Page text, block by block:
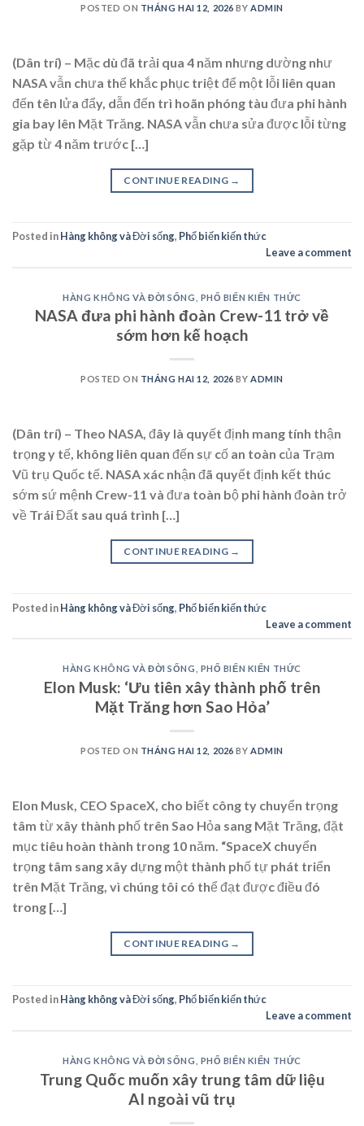
POSTED ON THÁNG HAI 12, 2026 BYADMIN
(Dân trí) – Mặc dù đã trải qua 4 năm nhưng dường như
NASA vẫn chưa thể khắc phục triệt để một lỗi liên quan
đến tên lửa đẩy, dẫn đến trì hoãn phóng tàu đưa phi hành
gia bay lên Mặt Trăng. NASA vẫn chưa sửa được lỗi từng
gặp từ 4 năm trước […]
CONTINUE READING →
Posted inHàng không và Đời sống, Phổ biến kiến thức
Leave a comment
HÀNG KHÔNG VÀ ĐỜI SỐNG PHỔ BIẾN KIẾN THỨC
NASA đưa phi hành đoàn Crew-11 trở về
sớm hơn kế hoạch
POSTED ON THÁNG HAI 12, 2026 BYADMIN
(Dân trí) – Theo NASA, đây là quyết định mang tính thận
trọng y tế, không liên quan đến sự cố an toàn của Trạm
Vũ trụ Quốc tế. NASA xác nhận đã quyết định kết thúc
sớm sứ mệnh Crew-11 và đưa toàn bộ phi hành đoàn trở
về Trái Đất sau quá trình […]
CONTINUE READING →
Posted inHàng không và Đời sống, Phổ biến kiến thức
Leave a comment
HÀNG KHÔNG VÀ ĐỜI SỐNG PHỔ BIẾN KIẾN THỨC
Elon Musk: ‘Ưu tiên xây thành phố trên
Mặt Trăng hơn Sao Hỏa’
POSTED ON THÁNG HAI 12, 2026 BYADMIN
Elon Musk, CEO SpaceX, cho biết công ty chuyển trọng
tâm từ xây thành phố trên Sao Hỏa sang Mặt Trăng, đặt
mục tiêu hoàn thành trong 10 năm. “SpaceX chuyển
trọng tâm sang xây dựng một thành phố tự phát triển
trên Mặt Trăng, vì chúng tôi có thể đạt được điều đó
trong […]
CONTINUE READING →
Posted inHàng không và Đời sống, Phổ biến kiến thức
Leave a comment
HÀNG KHÔNG VÀ ĐỜI SỐNG PHỔ BIẾN KIẾN THỨC
Trung Quốc muốn xây trung tâm dữ liệu
AI ngoài vũ trụ